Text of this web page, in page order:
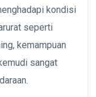
kondisi
seperti
kemampuan
sangat